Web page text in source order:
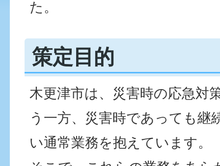
た。
策定目的
木更津市は、災害時の応急対
う一方、災害時であっても継
い通常業務を抱えています。